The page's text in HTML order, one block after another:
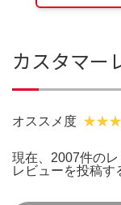
カスタマー
オススメ度
現在、2007件のレ
レビューを投稿す